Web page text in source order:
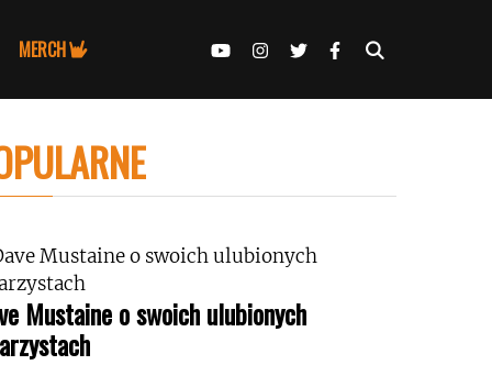
MERCH
Mustaine o swoich ulubionych